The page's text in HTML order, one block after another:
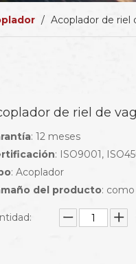
/ Acoplador de riel
de riel de
: 12 meses
: ISO9001,
: Acoplador
del producto: